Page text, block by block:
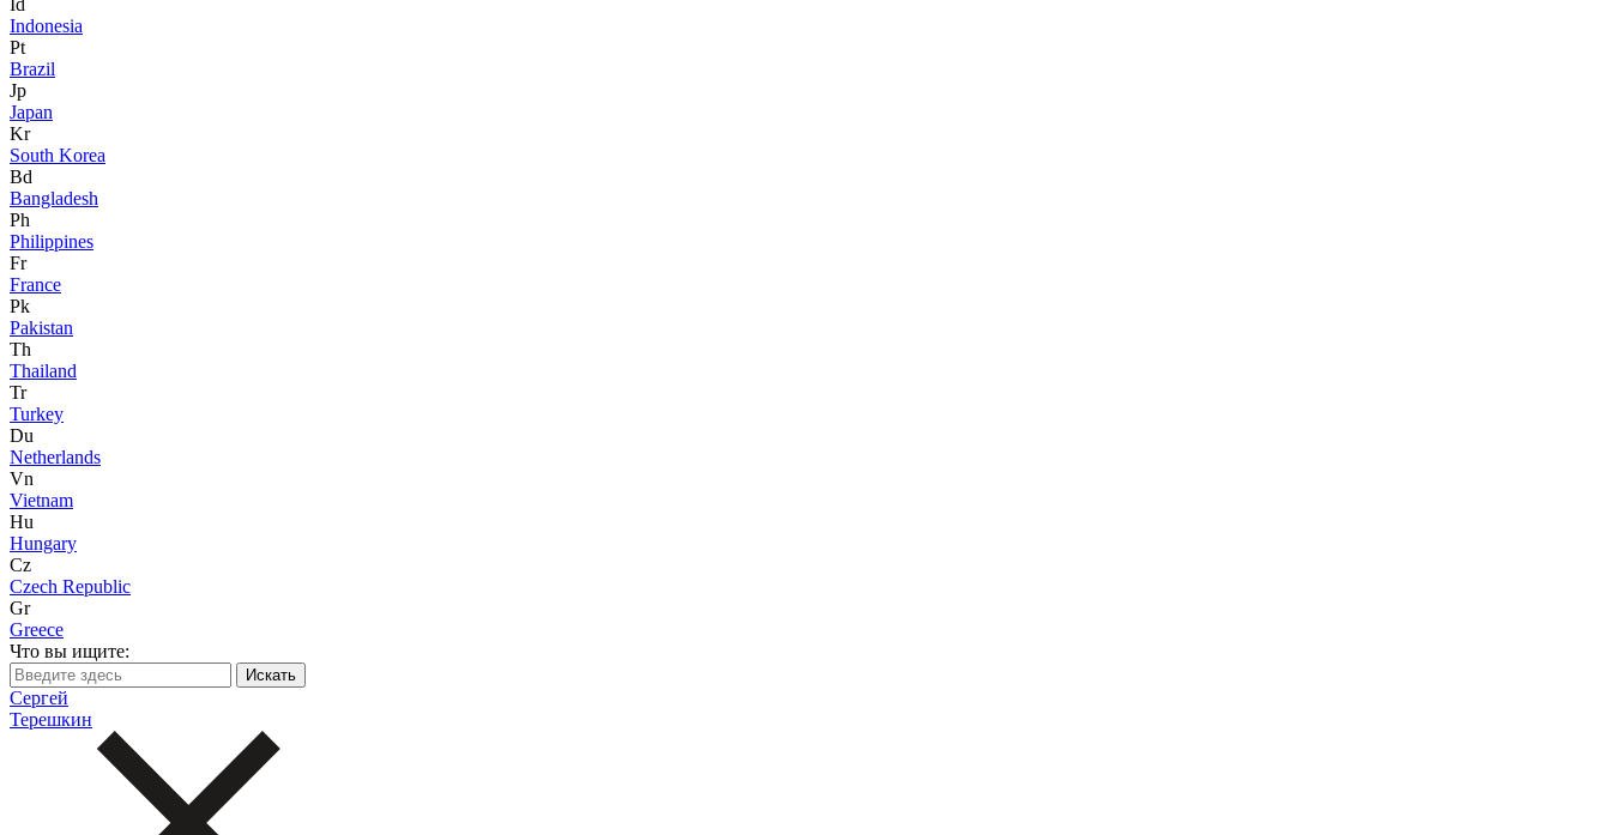
Id
Indonesia
Pt
Brazil
Jp
Japan
Kr
South Korea
Bd
Bangladesh
Ph
Philippines
Fr
France
Pk
Pakistan
Th
Thailand
Tr
Turkey
Du
Netherlands
Vn
Vietnam
Hu
Hungary
Cz
Czech Republic
Gr
Greece
Что вы ищите:
Сергей
Терешкин